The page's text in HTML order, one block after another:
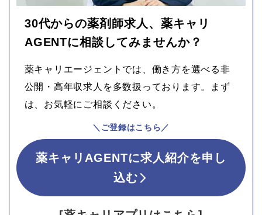
30代からの薬剤師求人、薬キャリ
AGENTに相談してみませんか？
薬キャリエージェントでは、働き方を選べる非
公開・高年収求人を多数扱っております。まず
は、お気軽にご相談ください。
＼ご登録はこちら／
薬キャリAGENTに求人紹介を申し
込む